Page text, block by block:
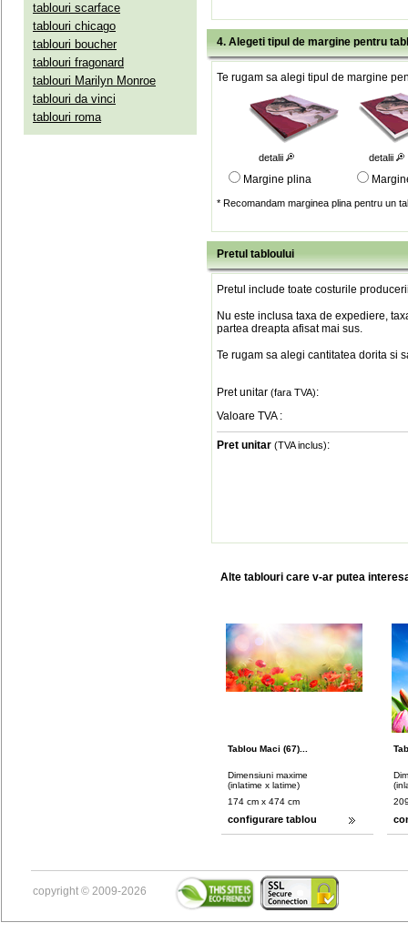
tablouri scarface
tablouri chicago
tablouri boucher
tablouri fragonard
tablouri Marilyn Monroe
tablouri da vinci
tablouri roma
4. Alegeti tipul de margine pentru
Te rugam sa alegi tipul de margine
detalii detalii
Margine plina
* Recomandam marginea plina pentru un
Pretul tabloului
Pretul include toate costurile
Nu este inclusa taxa de expediere,
partea dreapta afisat mai sus.
Te rugam sa alegi cantitatea dorita si
Pret unitar (fara TVA):
Valoare TVA :
Pret unitar (TVA inclus):
Alte tablouri care v-ar putea
Tablou Maci (67)...
Dimensiuni maxime
(inlatime x latime)
174 cm x 474 cm
configurare tablou
copyright © 2009-2026